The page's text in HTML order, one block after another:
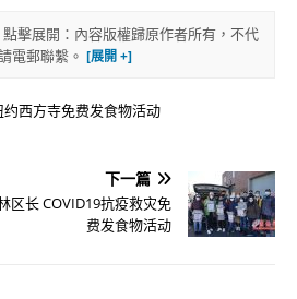
擊展開：內容版權歸原作者所有，不代
電郵聯繫。
约西方寺免费发食物活动
下一篇
区长 COVID19抗疫救灾免
费发食物活动